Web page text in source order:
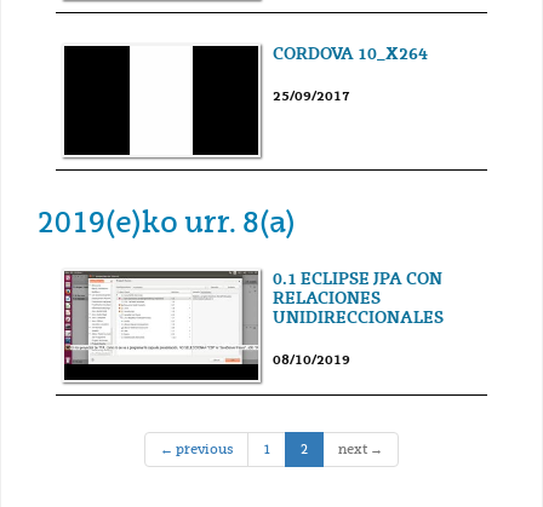
CORDOVA 10_X264
25/09/2017
2019(e)ko urr. 8(a)
0.1 ECLIPSE JPA CON
RELACIONES
UNIDIRECCIONALES
08/10/2019
← previous 1 2(current)
next →